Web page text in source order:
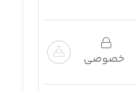
خصوصی